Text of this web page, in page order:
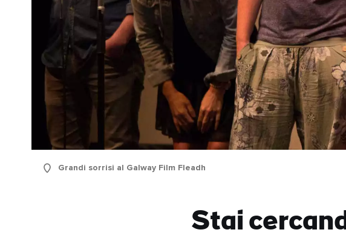
Grandi sorrisi al Galway Film Fleadh
Stai